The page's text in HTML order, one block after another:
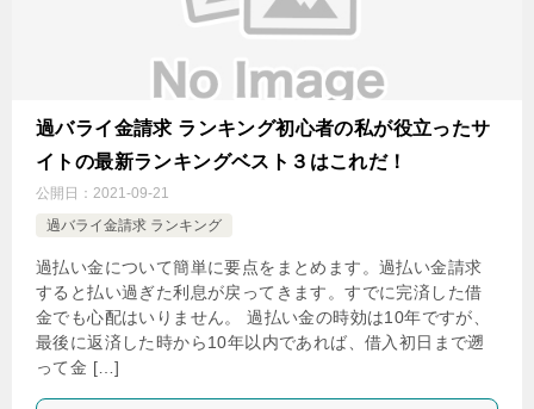
過バライ金請求 ランキング初心者の私が役立ったサ
イトの最新ランキングベスト３はこれだ！
公開日： 2021-09-21
過バライ金請求 ランキング
過払い金について簡単に要点をまとめます。過払い金請求
すると払い過ぎた利息が戻ってきます。すでに完済した借
金でも心配はいりません。 過払い金の時効は10年ですが、
最後に返済した時から10年以内であれば、借入初日まで遡
って金 […]